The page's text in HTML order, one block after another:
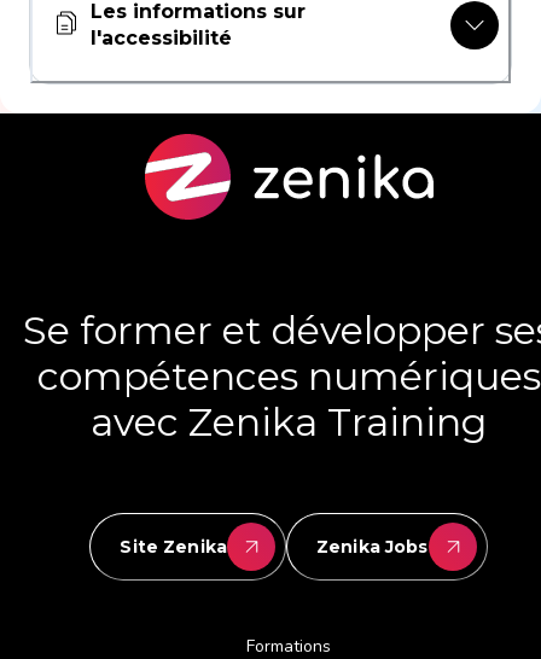
Les informations sur
l'accessibilité
Se former et développer
compétences numériques
avec Zenika Training
Site Zenika Zenika Jobs
Formations